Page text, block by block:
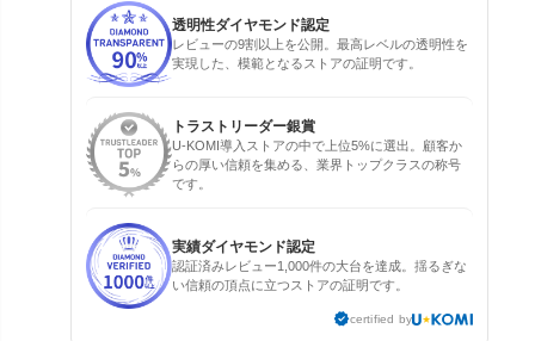
透明性ダイヤモンド認定
レビューの9割以上を公開。最高レベルの透明性を
実現した、模範となるストアの証明です。
トラストリーダー銀賞
U-KOMI導入ストアの中で上位5%に選出。顧客か
らの厚い信頼を集める、業界トップクラスの称号
です。
実績ダイヤモンド認定
認証済みレビュー1,000件の大台を達成。揺るぎな
い信頼の頂点に立つストアの証明です。
certified by